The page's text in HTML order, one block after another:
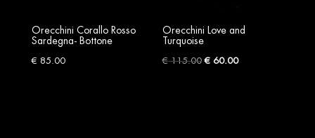
Orecchini Corallo Rosso
Sardegna- Bottone
€ 85.00
Orecchini Love and
Turquoise
€115.00Original
€ 60.00Current